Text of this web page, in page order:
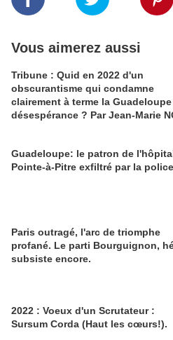
Vous aimerez aussi
Tribune : Quid en 2022 d'un
obscurantisme qui condamne
clairement à terme la
désespérance ? Par Jean-Marie
Guadeloupe: le patron de
Pointe-à-Pitre exfiltré par la police
Paris outragé, l'arc de triomphe
profané. Le parti Bourguignon,
subsiste encore.
2022 : Voeux d'un Scrutateur :
Sursum Corda (Haut les cœurs!).